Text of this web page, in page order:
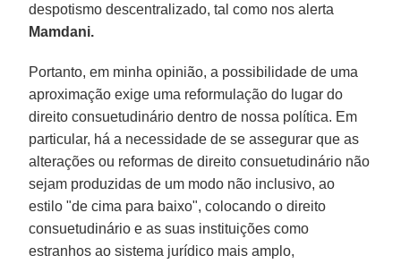
despotismo descentralizado, tal como nos alerta
Mamdani.
Portanto, em minha opinião, a possibilidade de uma
aproximação exige uma reformulação do lugar do
direito consuetudinário dentro de nossa política. Em
particular, há a necessidade de se assegurar que as
alterações ou reformas de direito consuetudinário não
sejam produzidas de um modo não inclusivo, ao
estilo "de cima para baixo", colocando o direito
consuetudinário e as suas instituições como
estranhos ao sistema jurídico mais amplo,